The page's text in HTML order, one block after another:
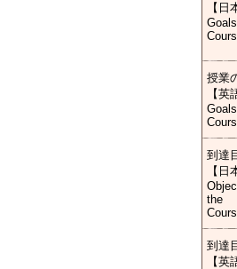
【日
授業
【英
到達
【日
the
到達
【英